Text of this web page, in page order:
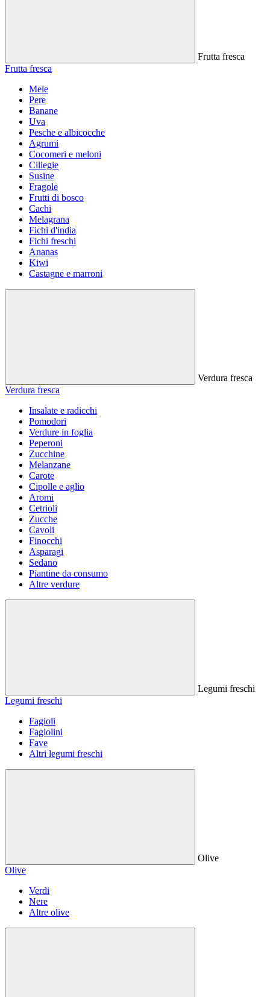
Frutta fresca
Frutta fresca
Mele
Pere
Banane
Uva
Pesche e albicocche
Agrumi
Cocomeri e meloni
Ciliegie
Susine
Fragole
Frutti di bosco
Cachi
Melagrana
Fichi d'india
Fichi freschi
Ananas
Kiwi
Castagne e marroni
Verdura fresca
Verdura fresca
Insalate e radicchi
Pomodori
Verdure in foglia
Peperoni
Zucchine
Melanzane
Carote
Cipolle e aglio
Aromi
Cetrioli
Zucche
Cavoli
Finocchi
Asparagi
Sedano
Piantine da consumo
Altre verdure
Legumi freschi
Legumi freschi
Fagioli
Fagiolini
Fave
Altri legumi freschi
Olive
Olive
Verdi
Nere
Altre olive